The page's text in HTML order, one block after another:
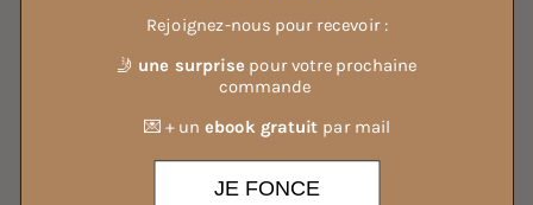
Rejoignez-nous pour recevoir :
🤳 une surprise pour votre prochaine
commande
💌 + un ebook gratuit par mail
JE FONCE